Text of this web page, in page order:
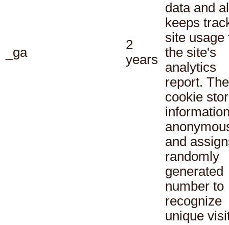
_ga
2
years
data and
keeps
site usage
the site's
analytics
report. The
cookie
and
randomly
generated
number to
recognize
unique